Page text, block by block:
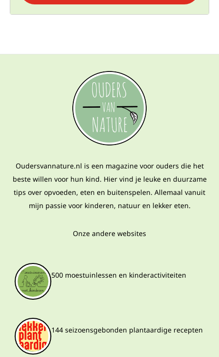
Oudersvannature.nl is een magazine voor ouders die het
beste willen voor hun kind. Hier vind je leuke en duurzame
tips over opvoeden, eten en buitenspelen. Allemaal vanuit
mijn passie voor kinderen, natuur en lekker eten.
Onze andere websites
500 moestuinlessen en kinderactiviteiten
144 seizoensgebonden plantaardige recepten